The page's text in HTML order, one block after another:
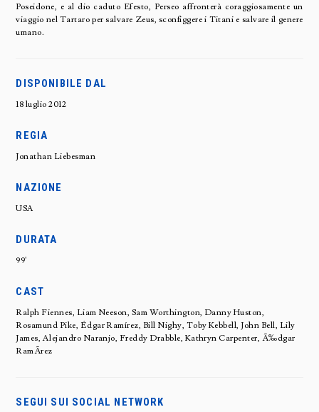
Poseidone, e al dio caduto Efesto, Perseo affronterà coraggiosamente un
viaggio nel Tartaro per salvare Zeus, sconfiggere i Titani e salvare il genere
umano.
DISPONIBILE DAL
18 luglio 2012
REGIA
Jonathan Liebesman
NAZIONE
USA
DURATA
99'
CAST
Ralph Fiennes, Liam Neeson, Sam Worthington, Danny Huston,
Rosamund Pike, Édgar Ramírez, Bill Nighy, Toby Kebbell, John Bell, Lily
James, Alejandro Naranjo, Freddy Drabble, Kathryn Carpenter, Ã‰dgar
RamÃ­rez
SEGUI SUI SOCIAL NETWORK